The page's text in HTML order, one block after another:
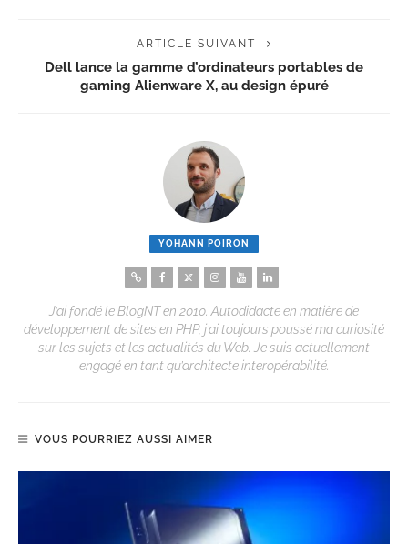
ARTICLE SUIVANT
Dell lance la gamme d’ordinateurs portables de
gaming Alienware X, au design épuré
YOHANN POIRON
J’ai fondé le BlogNT en 2010. Autodidacte en matière de
développement de sites en PHP, j’ai toujours poussé ma curiosité
sur les sujets et les actualités du Web. Je suis actuellement
engagé en tant qu’architecte interopérabilité.
VOUS POURRIEZ AUSSI AIMER